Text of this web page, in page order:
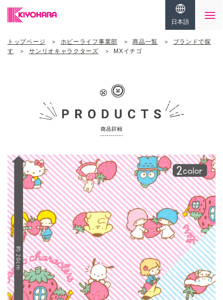
日本語
トップページ ホビーライフ事業部 商品一覧
ブランドで探
す
サンリオキャラクターズ MXイチゴ